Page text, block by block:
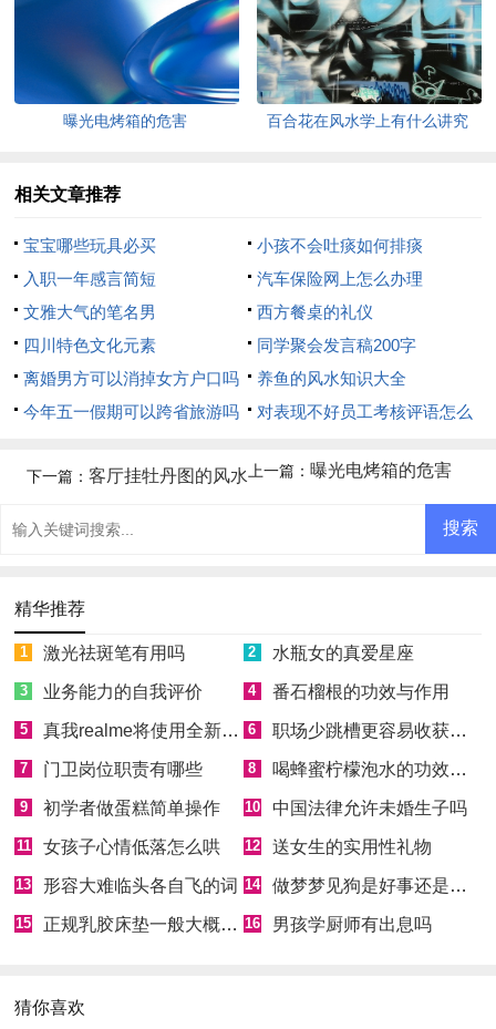
曝光电烤箱的危害 百合花在风水学上有什么讲究
相关文章推荐
宝宝哪些玩具必买
小孩不会吐痰如何排痰
入职一年感言简短
汽车保险网上怎么办理
文雅大气的笔名男
西方餐桌的礼仪
四川特色文化元素
同学聚会发言稿200字
离婚男方可以消掉女方户口吗
养鱼的风水知识大全
今年五一假期可以跨省旅游吗
对表现不好员工考核评语怎么
上一篇： 曝光电烤箱的危害
下一篇： 客厅挂牡丹图的风水
精华推荐
1 激光祛斑笔有用吗 2 水瓶女的真爱星座
3 业务能力的自我评价 4 番石榴根的功效与作用
5 真我realme将使用全新Logo 6 职场少跳槽更容易收获成功
7 门卫岗位职责有哪些 8 喝蜂蜜柠檬泡水的功效和好处
9 初学者做蛋糕简单操作 10 中国法律允许未婚生子吗
11 女孩子心情低落怎么哄 12 送女生的实用性礼物
13 形容大难临头各自飞的词 14 做梦梦见狗是好事还是坏事
15 正规乳胶床垫一般大概多少钱 16 男孩学厨师有出息吗
猜你喜欢